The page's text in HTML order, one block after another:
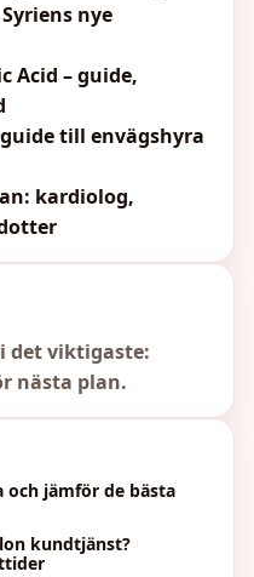
nye
Acid – guide,
till envägshyra
kardiolog,
det viktigaste:
nästa plan.
och jämför de bästa
kundtjänst?